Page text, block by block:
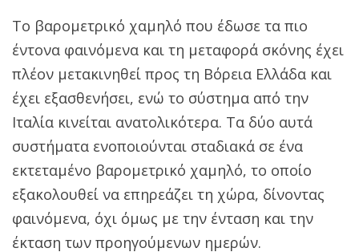
Το βαρομετρικό χαμηλό που έδωσε τα πιο
έντονα φαινόμενα και τη μεταφορά σκόνης έχει
πλέον μετακινηθεί προς τη Βόρεια Ελλάδα και
έχει εξασθενήσει, ενώ το σύστημα από την
Ιταλία κινείται ανατολικότερα. Τα δύο αυτά
συστήματα ενοποιούνται σταδιακά σε ένα
εκτεταμένο βαρομετρικό χαμηλό, το οποίο
εξακολουθεί να επηρεάζει τη χώρα, δίνοντας
φαινόμενα, όχι όμως με την ένταση και την
έκταση των προηγούμενων ημερών.